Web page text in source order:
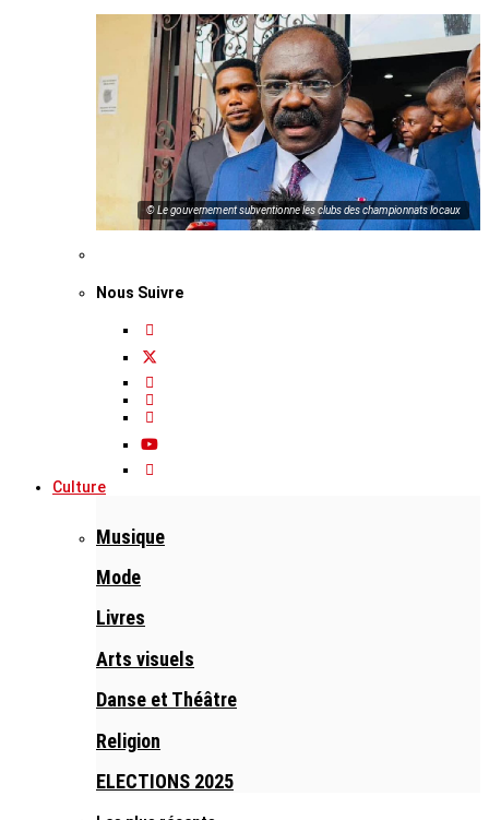
© Le gouvernement subventionne les clubs des championnats locaux
Nous Suivre
Culture
Musique
Mode
Livres
Arts visuels
Danse et Théâtre
Religion
ELECTIONS 2025